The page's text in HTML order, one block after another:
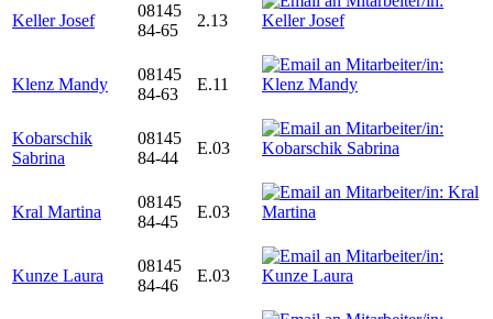
Keller Josef
08145
84-65
2.13
Klenz Mandy
08145
84-63
E.11
Kobarschik
Sabrina
08145
84-44
E.03
Kral Martina
08145
84-45
E.03
Kunze Laura
08145
84-46
E.03